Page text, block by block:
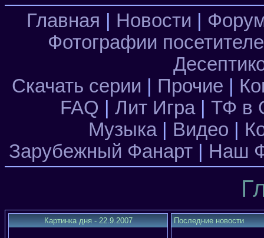
Главная Новости
Фотографии
Скачать серии
Прочие
FAQ
Лит Игра| ТФ в
Музыка| Видео
Зарубежный Фанарт
Наш
Картинка дня - 22.9.2007 Последние новости